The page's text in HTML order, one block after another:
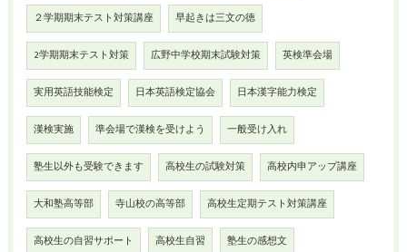
２学期期末テスト対策講座 早起きは三文の徳
2学期期末テスト対策 広野中学校期末試験対策 英検準会場
実用英語技能検定 日本英語検定協会 日本漢字能力検定
漢検実施 準会場で漢検を受けよう 一般受け入れ
塾生以外も受験できます 高校生の試験対策 高校内申アップ講座
大和塾高等部 寺山校の高等部 高校生定期テスト対策講座
高校生の自習サポート 高校生自習 塾生の感想文